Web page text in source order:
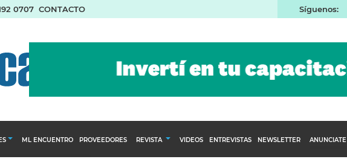
0707 CONTACTO Síguenos:
ML ENCUENTRO PROVEEDORES REVISTA VIDEOS ENTREVISTAS NEWSLETTER ANUNCIATE